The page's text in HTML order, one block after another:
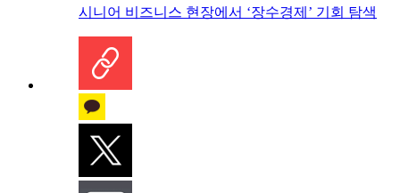
시니어 비즈니스 현장에서 ‘장수경제’ 기회 탐색